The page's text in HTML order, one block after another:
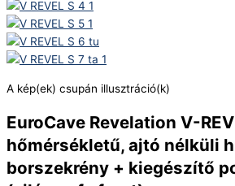
A kép(ek) csupán illusztráció(k)
EuroCave Revelation V-
hőmérsékletű, ajtó nélküli
borszekrény + kiegészítő